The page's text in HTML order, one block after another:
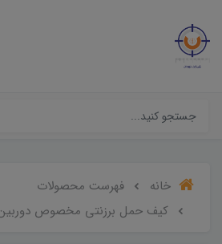
خانه
فهرست محصولات
کیف حمل برزنتی مخصوص دوربین